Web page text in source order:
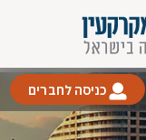
כניסה לחברים